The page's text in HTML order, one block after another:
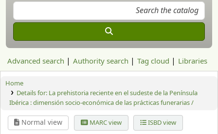
Advanced search Authority search Tag cloud Libraries
Home
Details for: La prehistoria reciente en el sudeste de la Península
Ibérica : dimensión socio-económica de las prácticas funerarias /
Normal view MARC view ISBD view